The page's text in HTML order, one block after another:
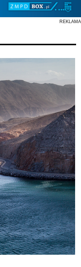
REKLAMA